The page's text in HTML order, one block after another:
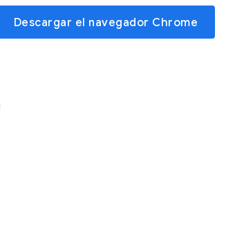
Descargar el navegador Chrome